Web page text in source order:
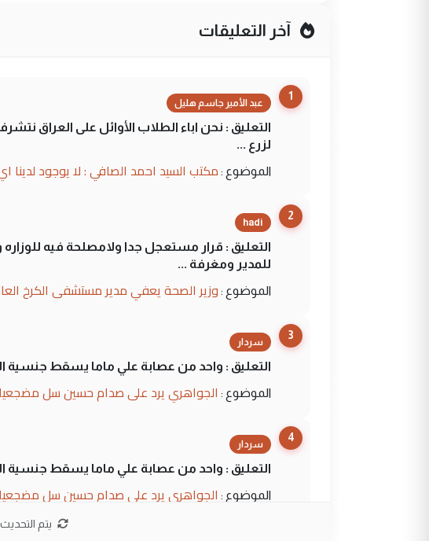
آخر التعليقات
1
عبد الأمير جاسم هليل
التعليق : نحن اباء الطلاب الأوائل على العراق
لزرع ...
الموضوع : مكتب السيد احمد الصافي : لا يوجود
2
hadi
التعليق : قرار مستعجل جدا ولامصلحة فيه للوزاره
للمدير ومغرفة ...
الموضوع : وزير الصحة يعفي مدير مستشفى الكرخ
3
سردار
التعليق : واحد من عصابة علي ماما يسقط جنسية
الموضوع : الجواهري يرد على صدام حسين سل
4
سردار
التعليق : واحد من عصابة علي ماما يسقط جنسية
الموضوع : الجواهري يرد على صدام حسين سل
يتم